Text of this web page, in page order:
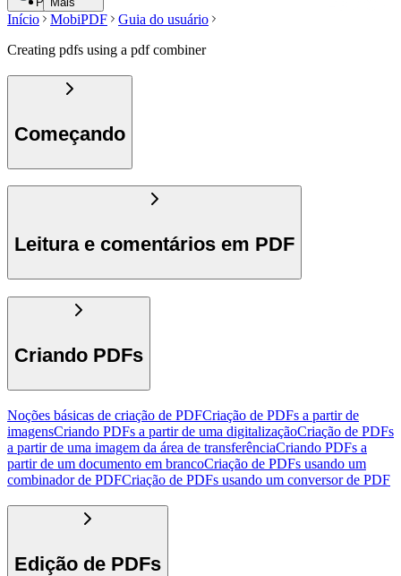
Início MobiPDF
Guia do usuário
Creating pdfs using a pdf combiner
Começando
Leitura e comentários em PDF
Criando PDFs
Noções básicas de criação de PDFCriação de PDFs a partir de
imagensCriando PDFs a partir de uma digitalizaçãoCriação de PDFs
a partir de uma imagem da área de transferênciaCriando PDFs a
partir de um documento em brancoCriação de PDFs usando um
combinador de PDFCriação de PDFs usando um conversor de PDF
Edição de PDFs